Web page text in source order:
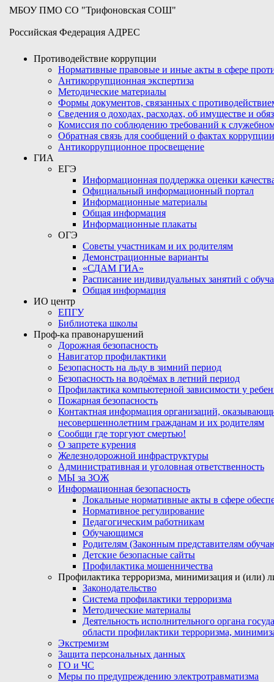
МБОУ ПМО СО "Трифоновская СОШ"
Российская Федерация АДРЕС
Противодействие коррупции
Нормативные правовые и иные акты в сфере
Антикоррупционная экспертиза
Методические материалы
Формы документов, связанных с
Сведения о доходах, расходах, об имуществе и
Комиссия по соблюдению требований к
Обратная связь для сообщений о фактах коррупции
Антикоррупционное просвещение
ГИА
ЕГЭ
Информационная поддержка оценки
Официальный информационный портал
Информационные материалы
Общая информация
Информационные плакаты
ОГЭ
Советы участникам и их родителям
Демонстрационные варианты
«СДАМ ГИА»
Расписание индивидуальных занятий с
Общая информация
ИО центр
ЕПГУ
Библиотека школы
Проф-ка правонарушений
Дорожная безопасность
Навигатор профилактики
Безопасность на льду в зимний период
Безопасность на водоёмах в летний период
Профилактика компьютерной зависимости у
Пожарная безопасность
Контактная информация организаций,
несовершеннолетним гражданам и их родителям
Сообщи где торгуют смертью!
О запрете курения
Железнодорожной инфраструктуры
Административная и уголовная ответственность
МЫ за ЗОЖ
Информационная безопасность
Локальные нормативные акты в сфере
Нормативное регулирование
Педагогическим работникам
Обучающимся
Родителям (Законным представителям
Детские безопасные сайты
Профилактика мошенничества
Профилактика терроризма, минимизация и (или)
Законодательство
Система профилактики терроризма
Методические материалы
Деятельность исполнительного органа
области профилактики терроризма,
Экстремизм
Защита персональных данных
ГО и ЧС
Меры по предупреждению электротравматизма